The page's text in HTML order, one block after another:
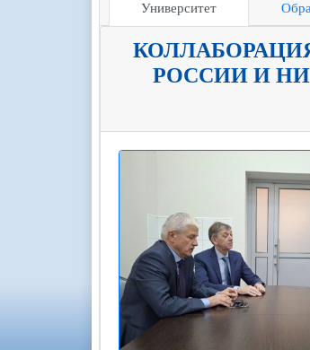
Университет
РОССИИ И